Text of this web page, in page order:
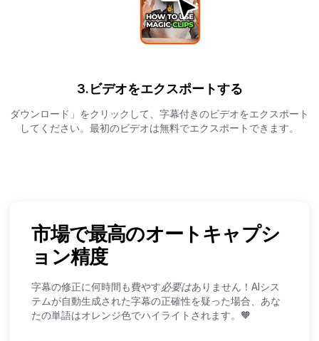
3.ビデオをエクスポートする
ダウンロード」をクリックして、字幕付きのビデオをエクスポート
してください。最初のビデオは無料でエクスポートできます。
市場で最高のオートキャプシ
ョン精度
字幕の修正に何時間も費やす必要はありません！AIシス
テムが自動生成された字幕の正確性を疑った場合、あな
たの単語はオレンジ色でハイライトされます。🧡